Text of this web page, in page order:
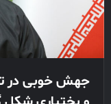
جهش خوبی در